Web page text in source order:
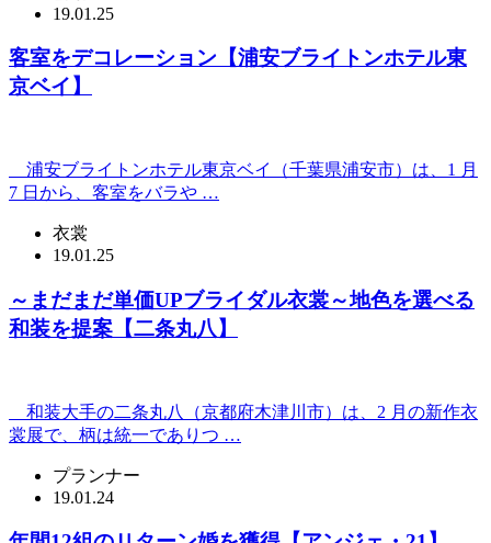
19.01.25
客室をデコレーション【浦安ブライトンホテル東
京ベイ】
浦安ブライトンホテル東京ベイ（千葉県浦安市）は、1 月
7 日から、客室をバラや …
衣裳
19.01.25
～まだまだ単価UPブライダル衣裳～地色を選べる
和装を提案【二条丸八】
和装大手の二条丸八（京都府木津川市）は、2 月の新作衣
裳展で、柄は統一でありつ …
プランナー
19.01.24